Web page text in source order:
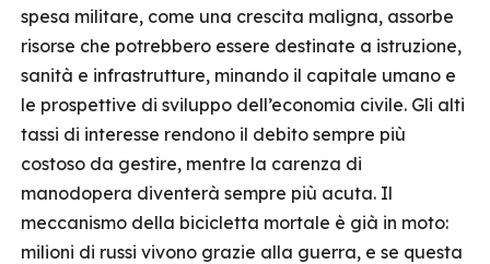
spesa militare, come una crescita maligna, assorbe
risorse che potrebbero essere destinate a istruzione,
sanità e infrastrutture, minando il capitale umano e
le prospettive di sviluppo dell’economia civile. Gli alti
tassi di interesse rendono il debito sempre più
costoso da gestire, mentre la carenza di
manodopera diventerà sempre più acuta. Il
meccanismo della bicicletta mortale è già in moto:
milioni di russi vivono grazie alla guerra, e se questa